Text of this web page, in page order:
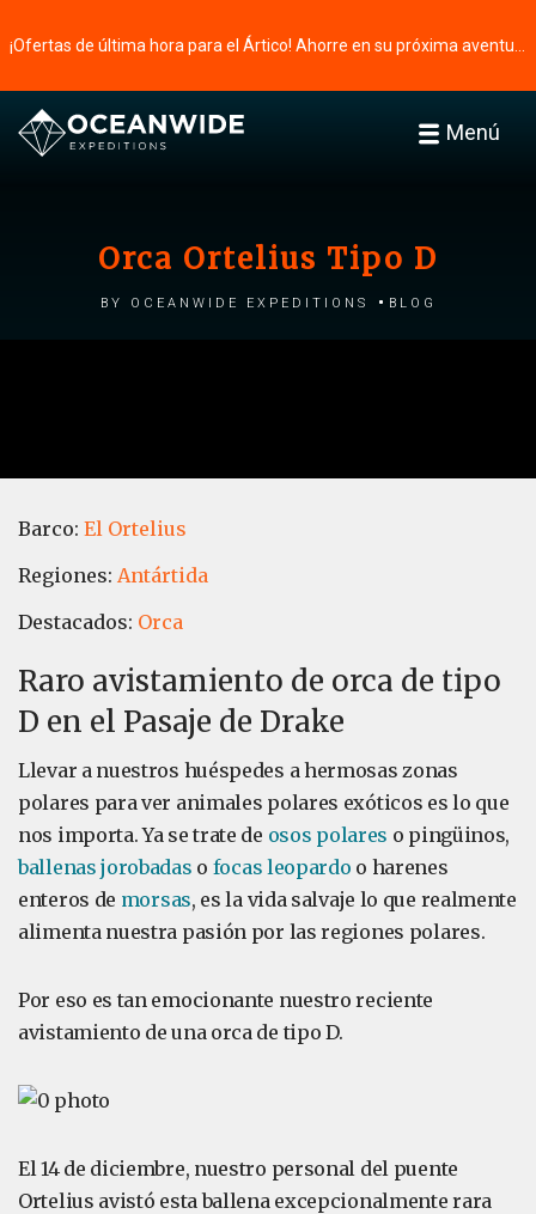
Menú
Orca Ortelius Tipo D
by Oceanwide Expeditions Blog
Barco: El Ortelius
Regiones: Antártida
Destacados: Orca
Raro avistamiento de orca de tipo
D en el Pasaje de Drake
Llevar a nuestros huéspedes a hermosas zonas
polares para ver animales polares exóticos es lo que
nos importa. Ya se trate de osos polares o pingüinos,
ballenas jorobadas o focas leopardo o harenes
enteros de morsas, es la vida salvaje lo que realmente
alimenta nuestra pasión por las regiones polares.
Por eso es tan emocionante nuestro reciente
avistamiento de una orca de tipo D.
El 14 de diciembre, nuestro personal del puente
Ortelius avistó esta ballena excepcionalmente rara